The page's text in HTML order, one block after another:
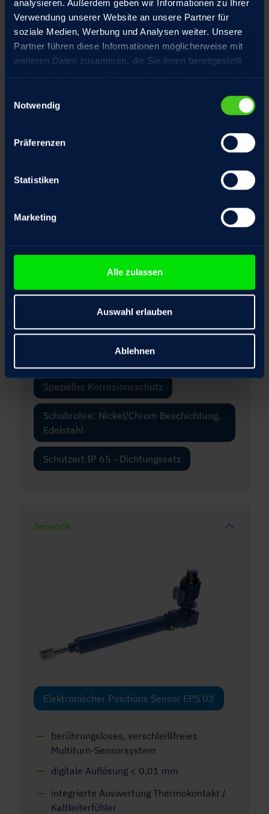
analysieren. Außerdem geben wir Informationen zu Ihrer
Verwendung unserer Website an unsere Partner für
soziale Medien, Werbung und Analysen weiter. Unsere
Partner führen diese Informationen möglicherweise mit
weiteren Daten zusammen, die Sie ihnen bereitgestellt
Notwendig
Präferenzen
Statistiken
Marketing
Alle zulassen
Auswahl erlauben
Ablehnen
Motor mit Haltebremse optional mit
Handlüftung
Hochpräzisions-Gewindetriebe aus
Sonderausstattung
Frontflansch
mit elektrischer Motoranlaufsperre
Spezieller Korrosionsschutz
Schubrohre: Nickel/Chrom Beschichtung,
Edelstahl
Schutzart IP 65 - Dichtungssatz
Sensorik
Elektronischer Positions Sensor EPS 02
berührungsloses, verschleißfreies
Multiturn-Sensorsystem
digitale Auflösung < 0,01 mm
integrierte Auswertung Thermokontakt /
Kaltleiterfühler